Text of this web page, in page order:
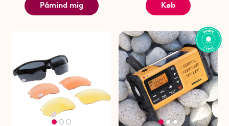
Påmind mig Køb